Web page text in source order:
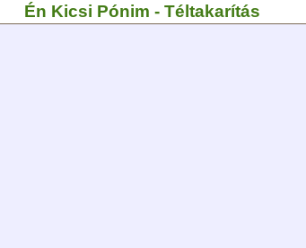
Én Kicsi Pónim - Téltakarítás